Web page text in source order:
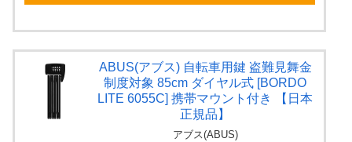
ABUS(アブス) 自転車用鍵 盗難見舞金
制度対象 85cm ダイヤル式 [BORDO
LITE 6055C] 携帯マウント付き 【日本
正規品】
アブス(ABUS)